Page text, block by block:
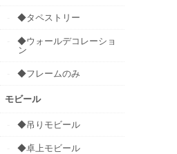
◆タペストリー
◆ウォールデコレーショ
ン
◆フレームのみ
モビール
◆吊りモビール
◆卓上モビール